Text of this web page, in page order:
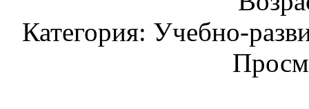
Категория: Учебно-